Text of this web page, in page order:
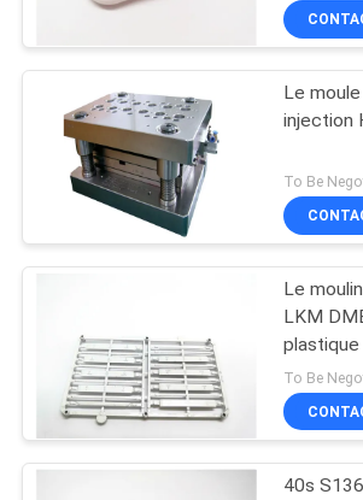
NOUS
VISITE
D'USINE
CONTRÔLE
QUALITÉ
CONTACTEZ-
NOUS
Le
injection
To Be
Le
LKM
To Be
40s